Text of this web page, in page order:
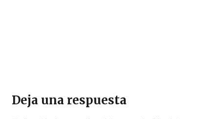
Deja una respuesta